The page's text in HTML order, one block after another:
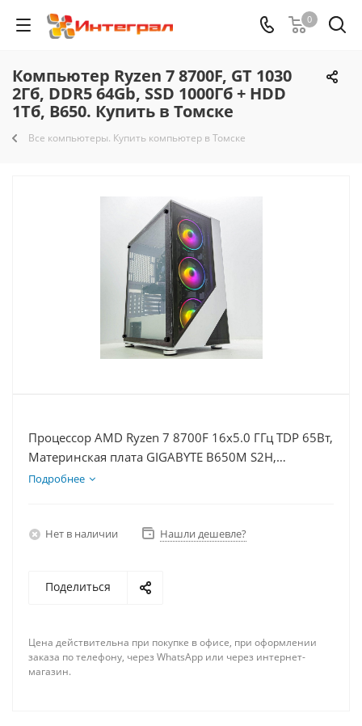
0
Компьютер Ryzen 7 8700F, GT 1030
2Гб, DDR5 64Gb, SSD 1000Гб + HDD
1Тб, B650. Купить в Томске
Все компьютеры. Купить компьютер в Томске
Процессор AMD Ryzen 7 8700F 16x5.0 ГГц TDP 65Вт,
Материнская плата GIGABYTE B650M S2H,
Видеокарта GT 1030 2Гб, Память DDR5 64Gb,
Подробнее
Нет в наличии Нашли дешевле?
Поделиться
Цена действительна при покупке в офисе, при оформлении
заказа по телефону, через WhatsApp или через интернет-
магазин.